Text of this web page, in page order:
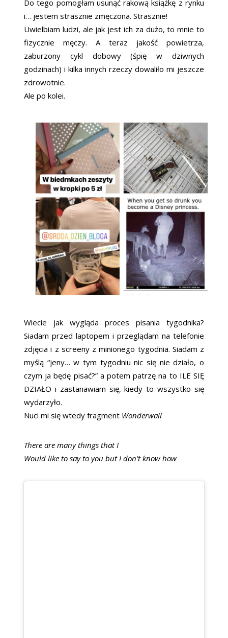
Do tego pomogłam usunąć rakową książkę z rynku
i… jestem strasznie zmęczona. Strasznie!
Uwielbiam ludzi, ale jak jest ich za dużo, to mnie to
fizycznie męczy. A teraz jakość powietrza,
zaburzony cykl dobowy (śpię w dziwnych
godzinach) i kilka innych rzeczy dowaliło mi jeszcze
zdrowotnie.
Ale po kolei.
Wiecie jak wygląda proces pisania tygodnika?
Siadam przed laptopem i przeglądam na telefonie
zdjęcia i z screeny z minionego tygodnia. Siadam z
myślą “jeny… w tym tygodniu nic się nie działo, o
czym ja będę pisać?” a potem patrzę na to ILE SIĘ
DZIAŁO i zastanawiam się, kiedy to wszystko się
wydarzyło.
Nuci mi się wtedy fragment Wonderwall
There are many things that I
Would like to say to you but I don’t know how